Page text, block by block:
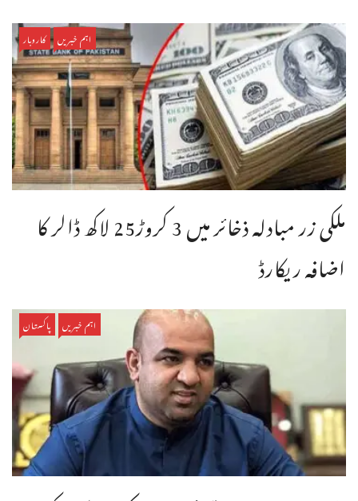
اہم خبریں کاروبار
ملکی زر مبادلہ ذخائر میں 3 کروڑ25 لاکھ ڈالر کا
اضافہ ریکارڈ
اہم خبریں پاکستان